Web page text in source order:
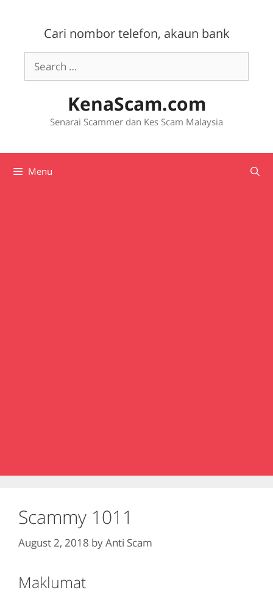
Cari nombor telefon, akaun bank
Search
for:
KenaScam.com
Senarai Scammer dan Kes Scam Malaysia
Menu
Scammy 1011
August 2, 2018 byAnti Scam
Maklumat